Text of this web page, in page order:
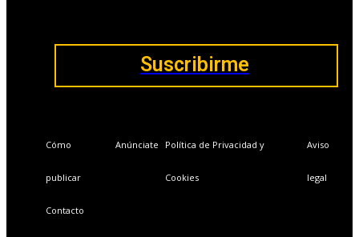
Suscribirme
Cómo
publicar
Anúnciate Política de Privacidad y
Cookies
Aviso
legal
Contacto